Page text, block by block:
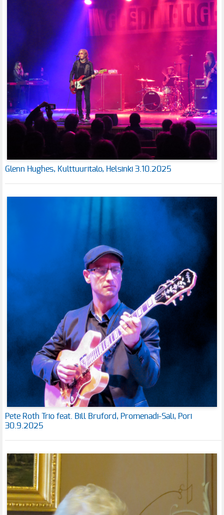
Glenn Hughes, Kulttuuritalo, Helsinki 3.10.2025
Pete Roth Trio feat. Bill Bruford, Promenadi-Sali, Pori
30.9.2025